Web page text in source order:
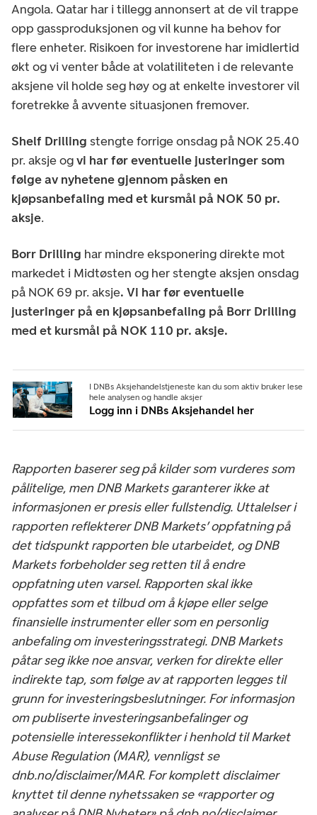
Angola. Qatar har i tillegg annonsert at de vil trappe
opp gassproduksjonen og vil kunne ha behov for
flere enheter. Risikoen for investorene har imidlertid
økt og vi venter både at volatiliteten i de relevante
aksjene vil holde seg høy og at enkelte investorer vil
foretrekke å avvente situasjonen fremover.
Shelf Drilling stengte forrige onsdag på NOK 25.40
pr. aksje ogvi har før eventuelle justeringer som
følge av nyhetene gjennom påsken en
kjøpsanbefaling med et kursmål på NOK 50 pr.
aksje.
Borr Drilling har mindre eksponering direkte mot
markedet i Midtøsten og her stengte aksjen onsdag
på NOK 69 pr. aksje. Vi har før eventuelle
justeringer på en kjøpsanbefaling på Borr Drilling
med et kursmål på NOK 110 pr. aksje.
I DNBs Aksjehandelstjeneste kan du som aktiv bruker lese
hele analysen og handle aksjer
Logg inn i DNBs Aksjehandel her
Rapporten baserer seg på kilder som vurderes som
pålitelige, men DNB Markets garanterer ikke at
informasjonen er presis eller fullstendig. Uttalelser i
rapporten reflekterer DNB Markets’ oppfatning på
det tidspunkt rapporten ble utarbeidet, og DNB
Markets forbeholder seg retten til å endre
oppfatning uten varsel. Rapporten skal ikke
oppfattes som et tilbud om å kjøpe eller selge
finansielle instrumenter eller som en personlig
anbefaling om investeringsstrategi. DNB Markets
påtar seg ikke noe ansvar, verken for direkte eller
indirekte tap, som følge av at rapporten legges til
grunn for investeringsbeslutninger. For informasjon
om publiserte investeringsanbefalinger og
potensielle interessekonflikter i henhold til Market
Abuse Regulation (MAR), vennligst se
dnb.no/disclaimer/MAR. For komplett disclaimer
knyttet til denne nyhetssaken se «rapporter og